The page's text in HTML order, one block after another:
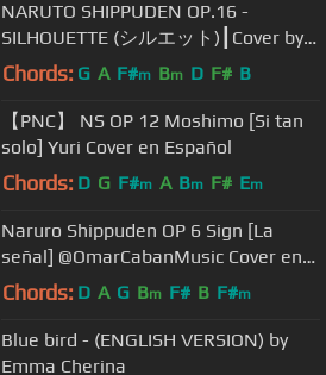
NARUTO SHIPPUDEN OP.16 -
SILHOUETTE (シルエット)┃Cover by
Raon Lee
Chords: G A F#m Bm D F# B
【PNC】 NS OP 12 Moshimo [Si tan
solo] Yuri Cover en Español
Chords: D G F#m A Bm F# Em
Naruro Shippuden OP 6 Sign [La
señal] @OmarCabanMusic Cover en
Español
Chords: D A G Bm F# B F#m
Blue bird - (ENGLISH VERSION) by
Emma Cherina